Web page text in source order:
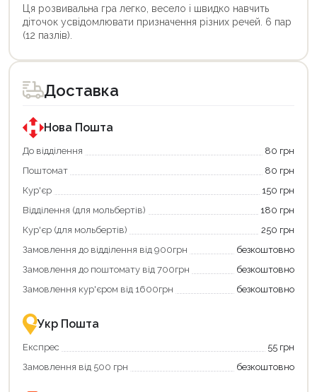
Ця розвивальна гра легко, весело і швидко навчить
діточок усвідомлювати призначення різних речей. 6 пар
(12 пазлів).
товар
для
покупки
державною
програмою
«Національний
кешбек».
покупку
«Національний
кешбек»
та
отримуйте
повернення
Економте
більше
-
із
державною
Доставка
Нова Пошта
До відділення
80 грн
Поштомат
80 грн
Кур'єр
150 грн
Відділення (для мольбертів)
180 грн
Кур'єр (для мольбертів)
250 грн
Замовлення до відділення від 900грн
безкоштовно
Замовлення до поштомату від 700грн
безкоштовно
Замовлення кур'єром від 1600грн
безкоштовно
Укр Пошта
Експрес
55 грн
Замовлення від 500 грн
безкоштовно